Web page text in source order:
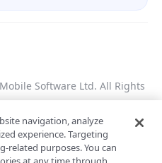
świadczenia usług
plików cookie
Software Ltd. All Rights
navigation, analyze
experience. Targeting
related purposes. You can